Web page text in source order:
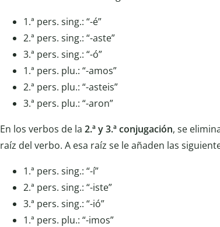
1.ª pers. sing.: “-é”
2.ª pers. sing.: “-aste”
3.ª pers. sing.: “-ó”
1.ª pers. plu.: “-amos”
2.ª pers. plu.: “-asteis”
3.ª pers. plu.: “-aron”
En los verbos de la 2.ª y 3.ª conjugación, se
raíz del verbo. A esa raíz se le añaden las
1.ª pers. sing.: “-í”
2.ª pers. sing.: “-iste”
3.ª pers. sing.: “-ió”
1.ª pers. plu.: “-imos”